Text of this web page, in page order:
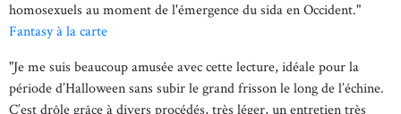
homosexuels au moment de l'émergence du sida en Occident."
Fantasy à la carte
"Je me suis beaucoup amusée avec cette lecture, idéale pour la
période d’Halloween sans subir le grand frisson le long de l’échine.
C’est drôle grâce à divers procédés, très léger, un entretien très